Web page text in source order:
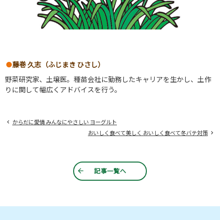
藤巻 久志（ふじまき ひさし）
野菜研究家、土壌医。種苗会社に勤務したキャリアを生かし、土作
りに関して幅広くアドバイスを行う。
からだに愛情 みんなにやさしい ヨーグルト
おいしく食べて美しく おいしく食べて冬バテ対策
記事一覧へ